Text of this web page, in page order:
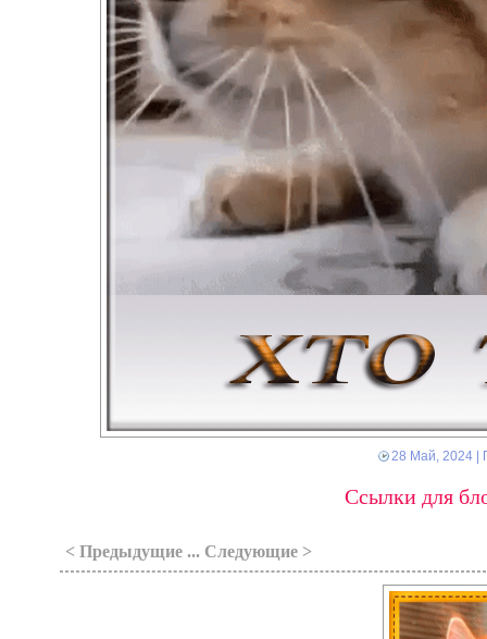
28 Май, 2024 |
Ссылки для
< Предыдущие ... Следующие >